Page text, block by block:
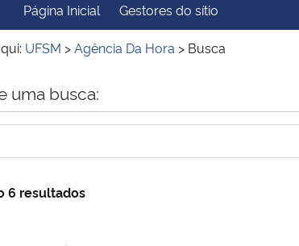
Meio Ambiente Ministério do Turismo
Menu Principal do Sítio
Página Inicial Gestores do sítio
UFSM >Agência Da Hora > Busca
uma busca:
6 resultados